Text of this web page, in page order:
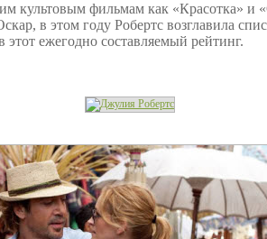
культовым фильмам как «Красотка» и
в этом году Робертс возглавила
ежегодно составляемый рейтинг.